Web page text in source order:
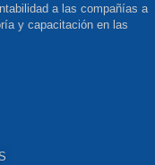
a las compañías a
y capacitación en las